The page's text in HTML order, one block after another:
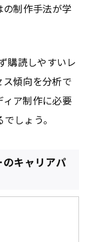
制作手法が学
購読しやすいレ
傾向を分析で
ィア制作に必要
しょう。
キャリアパ